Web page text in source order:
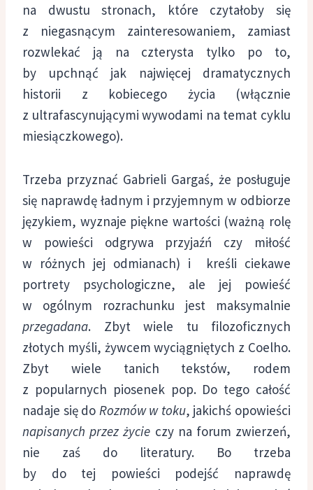
na dwustu stronach, które czytałoby się
z niegasnącym zainteresowaniem, zamiast
rozwlekać ją na czterysta tylko po to,
by upchnąć jak najwięcej dramatycznych
historii z kobiecego życia (włącznie
z ultrafascynującymi wywodami na temat cyklu
miesiączkowego).
Trzeba przyznać Gabrieli Gargaś, że posługuje
się naprawdę ładnym i przyjemnym w odbiorze
językiem, wyznaje piękne wartości (ważną rolę
w powieści odgrywa przyjaźń czy miłość
w różnych jej odmianach) i kreśli ciekawe
portrety psychologiczne, ale jej powieść
w ogólnym rozrachunku jest maksymalnie
przegadana. Zbyt wiele tu filozoficznych
złotych myśli, żywcem wyciągniętych z Coelho.
Zbyt wiele tanich tekstów, rodem
z popularnych piosenek pop. Do tego całość
nadaje się do Rozmów w toku, jakichś opowieści
napisanych przez życie czy na forum zwierzeń,
nie zaś do literatury. Bo trzeba
by do tej powieści podejść naprawdę